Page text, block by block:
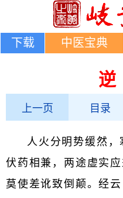
下载 中医宝典
逆
上一页 目录
人火分明势缓然，
伏药相兼，两途虚实应
莫使差讹致倒颠。经